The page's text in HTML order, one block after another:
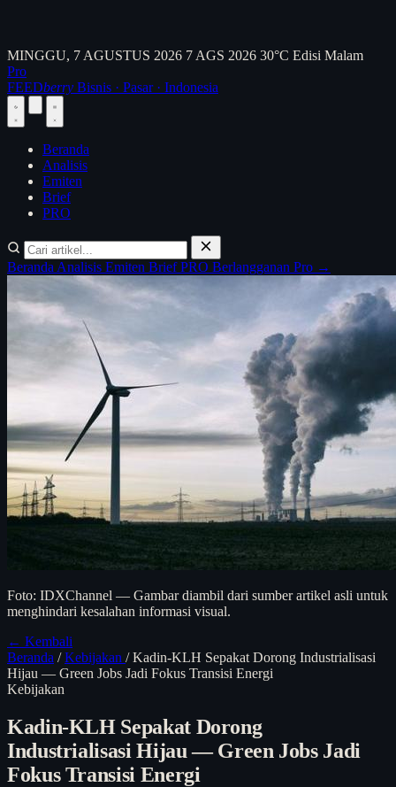
MINGGU, 7 AGUSTUS 2026 7 AGS 2026 30°C Edisi Malam
Pro
FEEDberry Bisnis · Pasar · Indonesia
Beranda
Analisis
Emiten
Brief
PRO
Beranda Analisis Emiten BriefPRO Berlangganan Pro →
Foto: IDXChannel — Gambar diambil dari sumber artikel asli untuk
menghindari kesalahan informasi visual.
← Kembali
Beranda / Kebijakan / Kadin-KLH Sepakat Dorong Industrialisasi
Hijau — Green Jobs Jadi Fokus Transisi Energi
Kebijakan
Kadin-KLH Sepakat Dorong
Industrialisasi Hijau — Green Jobs Jadi
Fokus Transisi Energi